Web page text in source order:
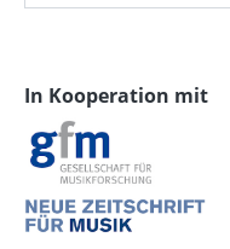
In Kooperation mit